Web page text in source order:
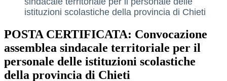
istituzioni scolastiche della provincia di Chieti
POSTA CERTIFICATA: Convocazione
assemblea sindacale territoriale per il
personale delle istituzioni scolastiche
della provincia di Chieti